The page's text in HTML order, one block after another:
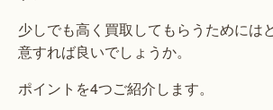
少しでも高く買取してもらうためには
意すれば良いでしょうか。
ポイントを4つご紹介します。